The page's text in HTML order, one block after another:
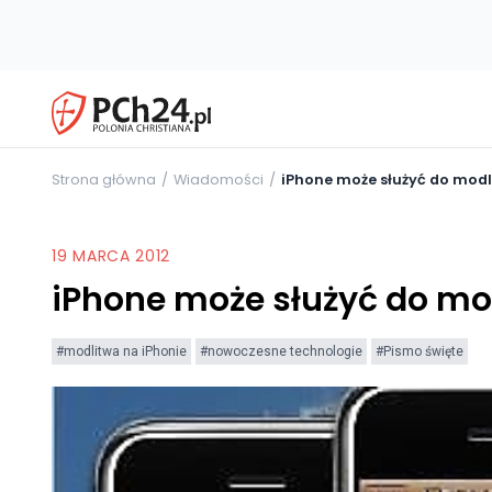
Strona główna Wiadomości iPhone może służyć do
19 MARCA 2012
iPhone może służyć do
#modlitwa na iPhonie #nowoczesne technologie #Pismo święte